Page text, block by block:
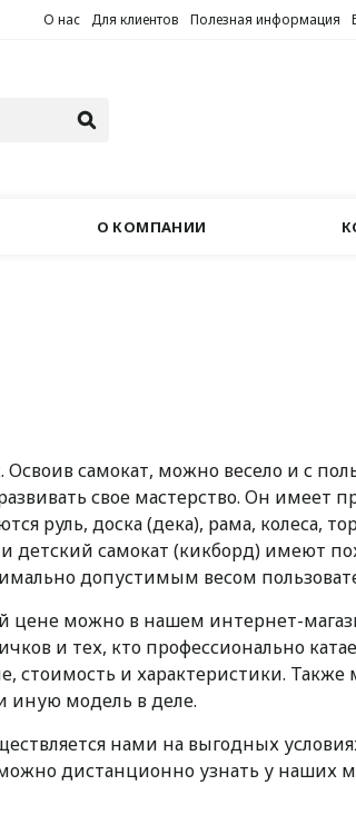
О нас Для клиентов Полезная информация
О КОМПАНИИ
самокат, можно весело и с
свое мастерство. Он имеет
руль, доска (дека), рама, колеса,
детский самокат (кикборд) имеют
допустимым весом
цене можно в нашем интернет-
и тех, кто профессионально
стоимость и характеристики.
иную модель в деле.
нами на выгодных
дистанционно узнать у наших